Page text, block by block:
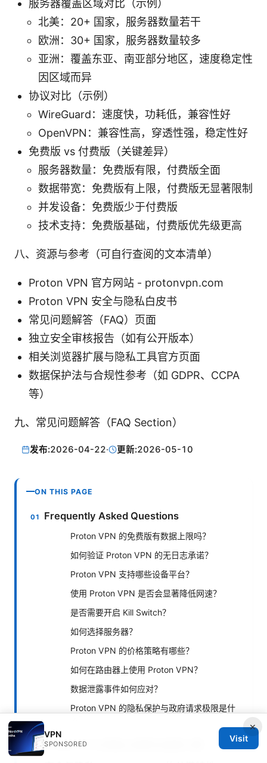
服务器覆盖区域对比（示例）
北美：20+ 国家，服务器数量若干
欧洲：30+ 国家，服务器数量较多
亚洲：覆盖东亚、南亚部分地区，速度稳定性
因区域而异
协议对比（示例）
WireGuard：速度快，功耗低，兼容性好
OpenVPN：兼容性高，穿透性强，稳定性好
免费版 vs 付费版（关键差异）
服务器数量：免费版有限，付费版全面
数据带宽：免费版有上限，付费版无显著限制
并发设备：免费版少于付费版
技术支持：免费版基础，付费版优先级更高
八、资源与参考（可自行查阅的文本清单）
Proton VPN 官方网站 - protonvpn.com
Proton VPN 安全与隐私白皮书
常见问题解答（FAQ）页面
独立安全审核报告（如有公开版本）
相关浏览器扩展与隐私工具官方页面
数据保护法与合规性参考（如 GDPR、CCPA
等）
九、常见问题解答（FAQ Section）
发布:2026-04-22· 更新:2026-05-10
ON THIS PAGE
Frequently Asked Questions
Proton VPN 的免费版有数据上限吗？
如何验证 Proton VPN 的无日志承诺？
Proton VPN 支持哪些设备平台？
使用 Proton VPN 是否会显著降低网速？
是否需要开启 Kill Switch？
如何选择服务器？
Proton VPN 的价格策略有哪些？
如何在路由器上使用 Proton VPN？
数据泄露事件如何应对？
Proton VPN 的隐私保护与政府请求极限是什
Proton VPN 的核心优势与适用人群
×
VPN
SPONSORED
Visit